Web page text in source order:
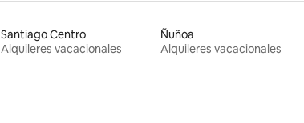
Santiago Centro
Alquileres vacacionales
Ñuñoa
Alquileres vacacionales